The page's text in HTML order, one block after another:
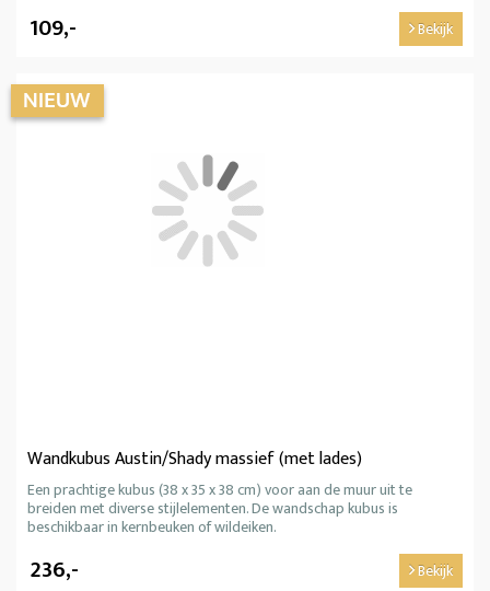
109,- Bekijk
Wandkubus Austin/Shady massief (met lades)
Een prachtige kubus (38 x 35 x 38 cm) voor aan de muur uit te
breiden met diverse stijlelementen. De wandschap kubus is
beschikbaar in kernbeuken of wildeiken.
236,- Bekijk